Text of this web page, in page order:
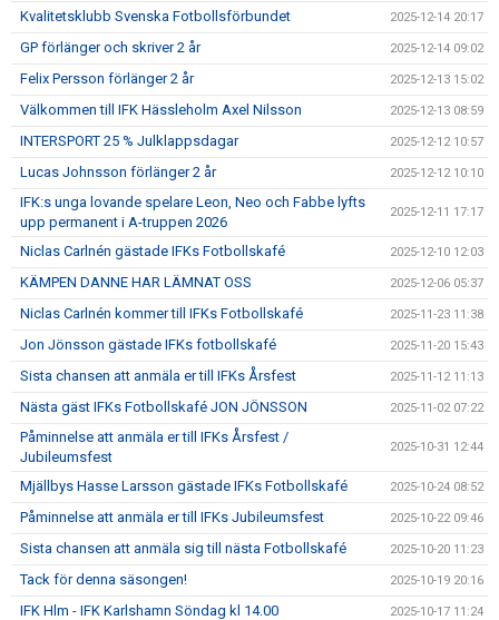
Kvalitetsklubb Svenska Fotbollsförbundet 2025-12-14 20:17
GP förlänger och skriver 2 år 2025-12-14 09:02
Felix Persson förlänger 2 år 2025-12-13 15:02
Välkommen till IFK Hässleholm Axel Nilsson 2025-12-13 08:59
INTERSPORT 25 % Julklappsdagar 2025-12-12 10:57
Lucas Johnsson förlänger 2 år 2025-12-12 10:10
IFK:s unga lovande spelare Leon, Neo och Fabbe lyfts
upp permanent i A-truppen 2026
2025-12-11 17:17
Niclas Carlnén gästade IFKs Fotbollskafé 2025-12-10 12:03
KÄMPEN DANNE HAR LÄMNAT OSS 2025-12-06 05:37
Niclas Carlnén kommer till IFKs Fotbollskafé 2025-11-23 11:38
Jon Jönsson gästade IFKs fotbollskafé 2025-11-20 15:43
Sista chansen att anmäla er till IFKs Årsfest 2025-11-12 11:13
Nästa gäst IFKs Fotbollskafé JON JÖNSSON 2025-11-02 07:22
Påminnelse att anmäla er till IFKs Årsfest /
Jubileumsfest
2025-10-31 12:44
Mjällbys Hasse Larsson gästade IFKs Fotbollskafé 2025-10-24 08:52
Påminnelse att anmäla er till IFKs Jubileumsfest 2025-10-22 09:46
Sista chansen att anmäla sig till nästa Fotbollskafé 2025-10-20 11:23
Tack för denna säsongen! 2025-10-19 20:16
IFK Hlm - IFK Karlshamn Söndag kl 14.00 2025-10-17 11:24